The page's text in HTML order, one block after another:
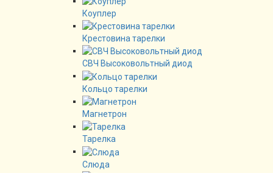
Коуплер
Крестовина тарелки
СВЧ Высоковольтный диод
Кольцо тарелки
Магнетрон
Тарелка
Слюда